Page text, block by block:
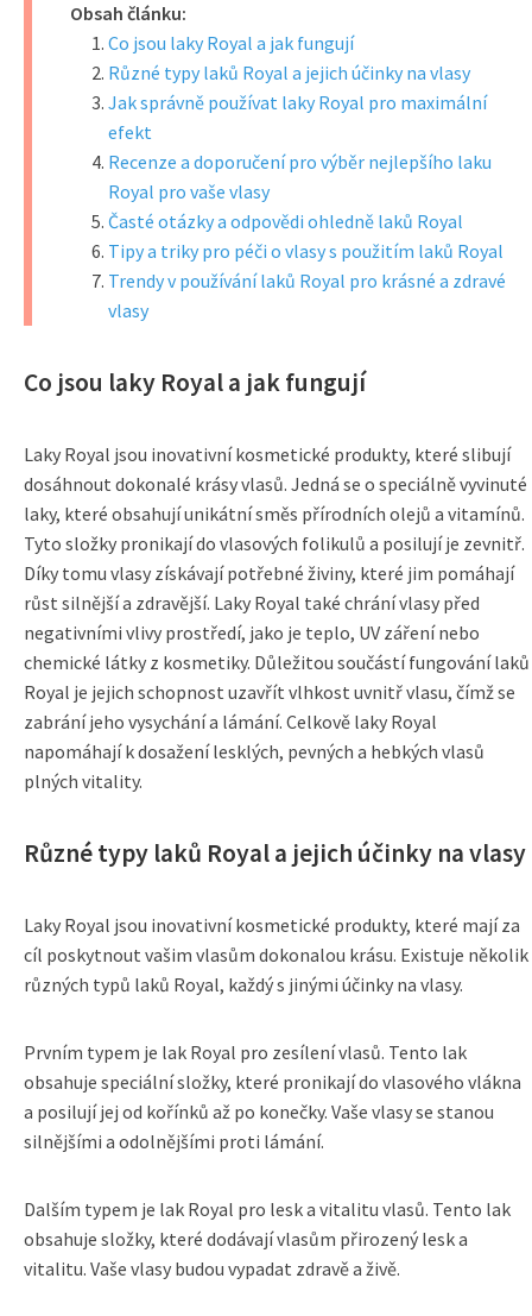
Obsah článku:
Co jsou laky Royal a jak fungují
Různé typy laků Royal a jejich účinky na vlasy
Jak správně používat laky Royal pro maximální
efekt
Recenze a doporučení pro výběr nejlepšího laku
Royal pro vaše vlasy
Časté otázky a odpovědi ohledně laků Royal
Tipy a triky pro péči o vlasy s použitím laků Royal
Trendy v používání laků Royal pro krásné a zdravé
vlasy
Co jsou laky Royal a jak fungují
Laky Royal jsou inovativní kosmetické produkty, které slibují
dosáhnout dokonalé krásy vlasů. Jedná se o speciálně vyvinuté
laky, které obsahují unikátní směs přírodních olejů a vitamínů.
Tyto složky pronikají do vlasových folikulů a posilují je zevnitř.
Díky tomu vlasy získávají potřebné živiny, které jim pomáhají
růst silnější a zdravější. Laky Royal také chrání vlasy před
negativními vlivy prostředí, jako je teplo, UV záření nebo
chemické látky z kosmetiky. Důležitou součástí fungování laků
Royal je jejich schopnost uzavřít vlhkost uvnitř vlasu, čímž se
zabrání jeho vysychání a lámání. Celkově laky Royal
napomáhají k dosažení lesklých, pevných a hebkých vlasů
plných vitality.
Různé typy laků Royal a jejich účinky na vlasy
Laky Royal jsou inovativní kosmetické produkty, které mají za
cíl poskytnout vašim vlasům dokonalou krásu. Existuje několik
různých typů laků Royal, každý s jinými účinky na vlasy.
Prvním typem je lak Royal pro zesílení vlasů. Tento lak
obsahuje speciální složky, které pronikají do vlasového vlákna
a posilují jej od kořínků až po konečky. Vaše vlasy se stanou
silnějšími a odolnějšími proti lámání.
Dalším typem je lak Royal pro lesk a vitalitu vlasů. Tento lak
obsahuje složky, které dodávají vlasům přirozený lesk a
vitalitu. Vaše vlasy budou vypadat zdravě a živě.